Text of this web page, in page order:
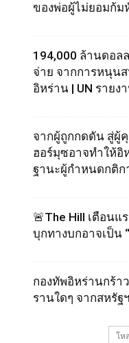
ของพ่อผู้ไม่ยอมก้ม
194,000 ล้านดอล
จ่าย จากการหนุนส
อิหร่าน | UN รายง
จากผู้ถูกกดดัน สู่ผู้
ฮอร์มุซอาจทำให้อิ
ฐานะผู้กำหนดกติก
🚨The Hill เตือนแ
บุกทางบกอาจเป็น
กองทัพอิหร่านกร้า
รานใดๆ จากสหรัฐ
โห